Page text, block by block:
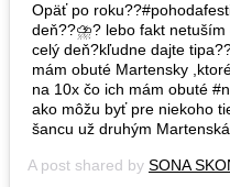
Opäť po
deň??⛈? lebo fakt netuším
celý deň?kľudne dajte
mám obuté Martensky
na 10x čo ich mám obuté
ako môžu byť pre niekoho
šancu už druhým
A post shared by SONA